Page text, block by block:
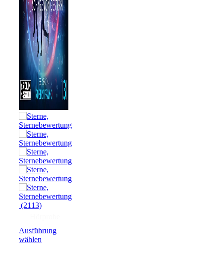
(2113)
Ausführung
wählen